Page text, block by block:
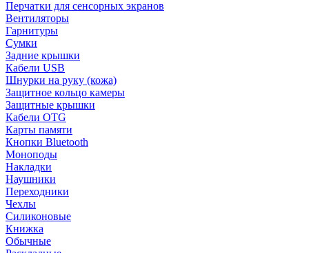
Перчатки для сенсорных экранов
Вентиляторы
Гарнитуры
Сумки
Задние крышки
Кабели USB
Шнурки на руку (кожа)
Защитное кольцо камеры
Защитные крышки
Кабели OTG
Карты памяти
Кнопки Bluetooth
Моноподы
Накладки
Наушники
Переходники
Чехлы
Силиконовые
Книжка
Обычные